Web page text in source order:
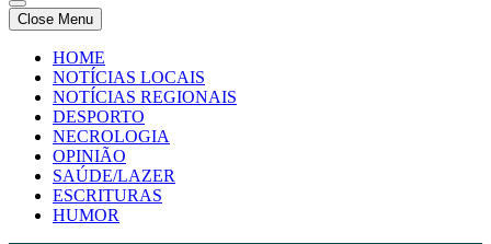
Comercio e Noticias
Notícias e Publicidade Online
Close Menu
HOME
NOTÍCIAS LOCAIS
NOTÍCIAS REGIONAIS
DESPORTO
NECROLOGIA
OPINIÃO
SAÚDE/LAZER
ESCRITURAS
HUMOR